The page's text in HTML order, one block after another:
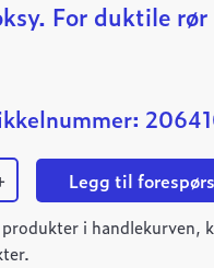
For duktile rør
Legg til
produkter i handlekurven,